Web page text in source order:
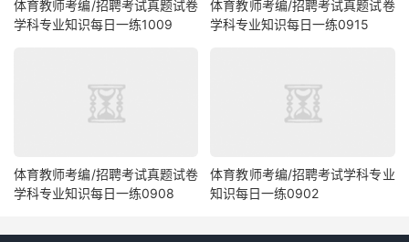
体育教师考编/招聘考试真题试卷
学科专业知识每日一练1009
体育教师考编/招聘考试真题试卷
学科专业知识每日一练0915
体育教师考编/招聘考试真题试卷
学科专业知识每日一练0908
体育教师考编/招聘考试学科专业
知识每日一练0902